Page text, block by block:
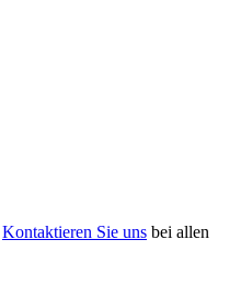
Kontaktieren Sie uns bei allen